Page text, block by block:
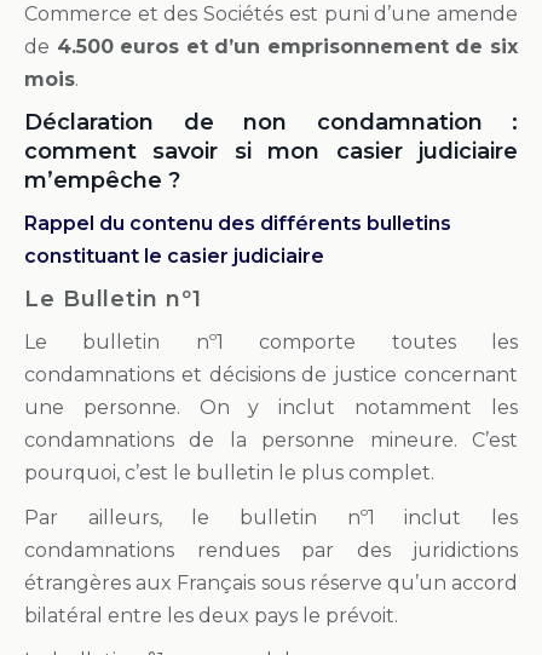
Commerce et des Sociétés est puni d’une amende
de 4.500 euros et d’un emprisonnement de six
mois.
Déclaration de non condamnation :
comment savoir si mon casier judiciaire
m’empêche ?
Rappel du contenu des différents bulletins
constituant le casier judiciaire
Le Bulletin nº1
Le bulletin nº1 comporte toutes les
condamnations et décisions de justice concernant
une personne. On y inclut notamment les
condamnations de la personne mineure. C’est
pourquoi, c’est le bulletin le plus complet.
Par ailleurs, le bulletin nº1 inclut les
condamnations rendues par des juridictions
étrangères aux Français sous réserve qu’un accord
bilatéral entre les deux pays le prévoit.